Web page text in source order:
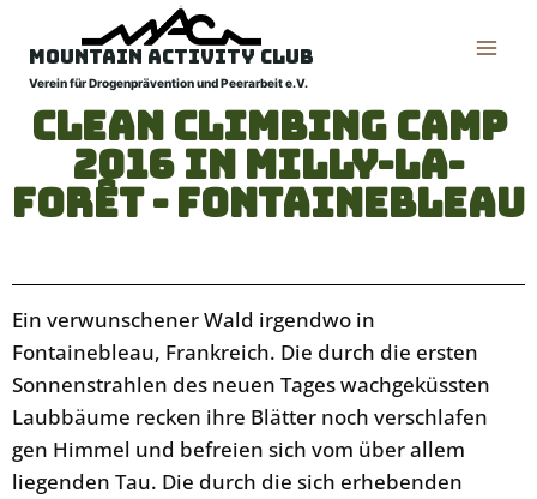
Mountain Activity Club
Verein für Drogenprävention und Peerarbeit e.V.
Clean Climbing Camp
2016 in Milly-la-
Forêt - Fontainebleau
Ein verwunschener Wald irgendwo in
Fontainebleau, Frankreich. Die durch die ersten
Sonnenstrahlen des neuen Tages wachgeküssten
Laubbäume recken ihre Blätter noch verschlafen
gen Himmel und befreien sich vom über allem
liegenden Tau. Die durch die sich erhebenden